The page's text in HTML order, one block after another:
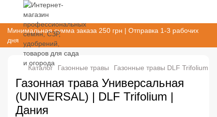
Минимальная сумма заказа 250 грн | Отправка 1-3 рабочих
дня
Каталог Газонные травы Газонные травы DLF Trifolium
Газонная трава Универсальная
(UNIVERSAL) | DLF Trifolium |
Дания